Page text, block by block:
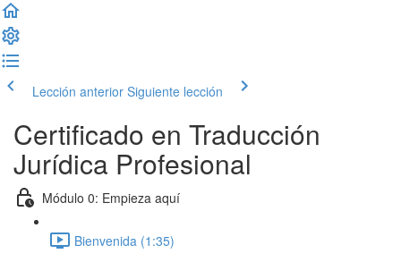
Lección anterior Siguiente lección
Certificado en Traducción
Jurídica Profesional
Módulo 0: Empieza aquí
Bienvenida (1:35)